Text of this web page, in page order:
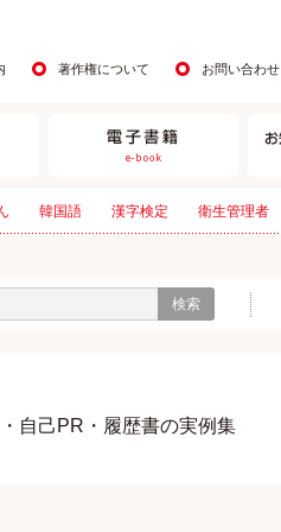
著作権について お問い合わせ
韓国語 漢字検定 衛生管理者
検索
自己PR・履歴書の実例集